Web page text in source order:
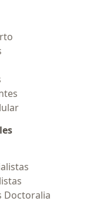
Doctoralia